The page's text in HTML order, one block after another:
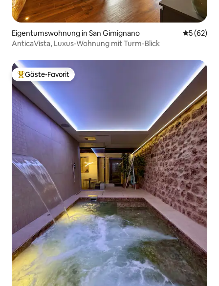
Eigentumswohnung in San Gimignano
5 (62)
AnticaVista, Luxus-Wohnung mit Turm-Blick
Beliebter Gäste-Favorit.
Gäste-Favorit